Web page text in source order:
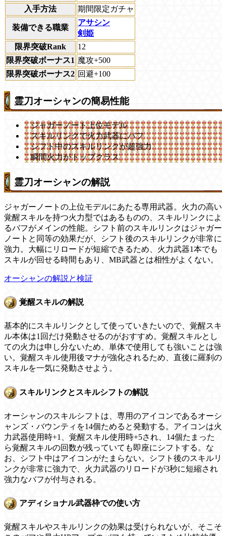
入手方法
期間限定ガチャ
装備できる職業
アサシン
剣姫
限界突破Rank
12
限界突破ボーナス1 魔攻+500
限界突破ボーナス2 回避+100
霊刀オーシャンの簡易性能
ジャガーノート上位モデル
スキルリンクで火力武器にバフ
シフト中のスキルリンクが超強力
瞬間火力がトップクラス
霊刀オーシャンの解説
ジャガーノートの上位モデルにあたる専用武器。火力の高い
覚醒スキルを持つ火力型ではあるものの、スキルリンクによ
るバフがメインの性能。シフト前のスキルリンクはジャガー
ノートと同等の効果だが、シフト後のスキルリンクが非常に
強力。大幅にリロードが短縮できるため、火力武器1本でも
スキルが回せる時間もあり、MB武器とは相性がよくない。
オーシャンの解説と検証
覚醒スキルの解説
基本的にスキルリンクとして使っていきたいので、覚醒スキ
ル本体は1回だけ発動させるのがおすすめ。覚醒スキルとし
ての火力は申し分ないため、単体で使用しても強いことは強
い。覚醒スキル使用後マナが強化されるため、直後に羅刹の
スキルを一気に発動させよう。
スキルリンクとスキルシフトの解説
オーシャンのスキルシフトは、専用のアイコンであるオーシ
ャンズ・バウンティを14個ためると発動する。アイコンは火
力武器使用時+1、覚醒スキル使用時+5され、14個たまった
ら覚醒スキルの回数が残っていても即座にシフトする。な
お、シフト中はアイコンがたまらない。シフト後のスキルリ
ンクが非常に強力で、火力武器のリロードが3秒に短縮され
強力なバフが付与される。
アディショナル武器枠での使い方
覚醒スキルやスキルリンクの効果は受けられないが、そこそ